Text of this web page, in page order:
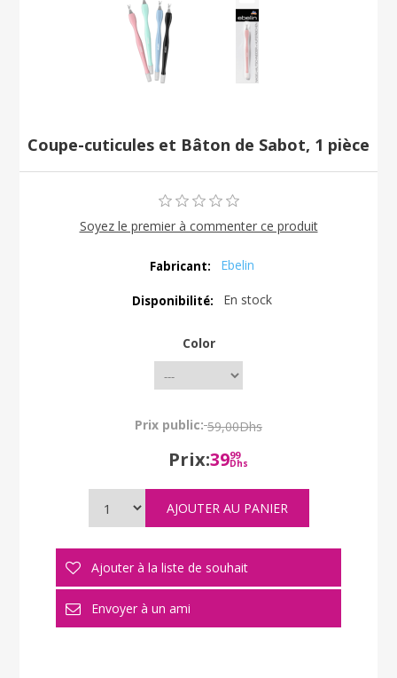
Coupe-cuticules et Bâton de Sabot, 1 pièce
Soyez le premier à commenter ce produit
Fabricant: Ebelin
Disponibilité: En stock
Color
Prix public: 59,00Dhs
Prix:3999
Dhs